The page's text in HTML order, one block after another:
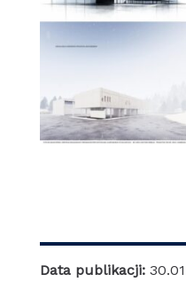
Data publikacji: